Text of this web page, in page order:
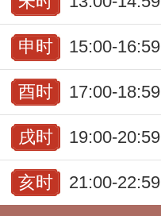
申时 15:00-16:59
酉时 17:00-18:59
戌时 19:00-20:59
亥时 21:00-22:59